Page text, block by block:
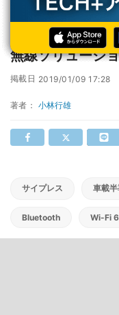
サイプレス、車載インフォ
サイプレス、車
無線ソリューシ
掲載日 2019/01/09 17:28
著者： 小林行雄
サイプレス 車載
Bluetooth Wi-Fi 6